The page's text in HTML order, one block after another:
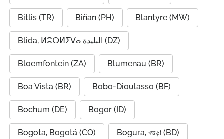
Bitlis (TR) Biñan (PH) Blantyre (MW)
Blida, ⵍⴻⴱⵍⵉⴸⴰ البليدة (DZ)
Bloemfontein (ZA) Blumenau (BR)
Boa Vista (BR) Bobo-Dioulasso (BF)
Bochum (DE) Bogor (ID)
Bogota, Bogotá (CO) Bogura, বগুড়া (BD)